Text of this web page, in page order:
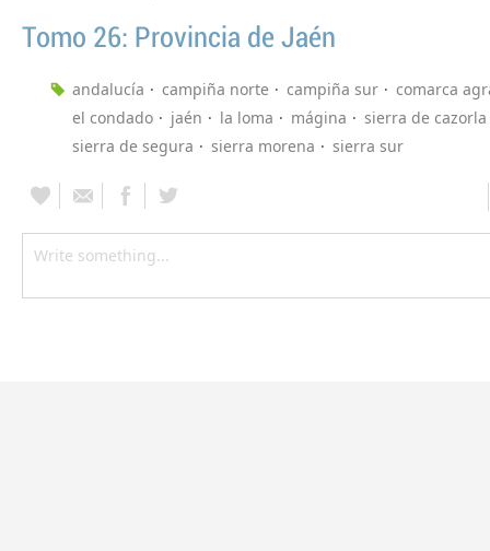
Tomo 26: Provincia de Jaén
andalucía campiña norte campiña sur
comarca
el condado
jaén la loma mágina
sierra de cazorla
sierra de segura
sierra morena sierra sur